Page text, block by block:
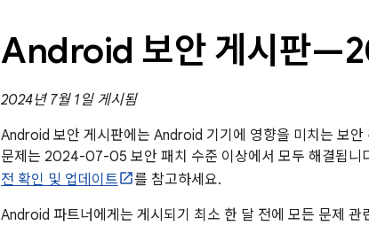
Android 보안 게시판
2024년 7월 1일 게시됨
Android 보안 게시판에는 Android 기기에 영향을 미치는 보
문제는 2024-07-05 보안 패치 수준 이상에서 모두 해결됩니
전 확인 및 업데이트
를 참고하세요.
Android 파트너에게는 게시되기 최소 한 달 전에 모든 문제